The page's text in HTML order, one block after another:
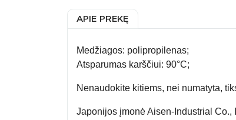
APIE PREKĘ
Medžiagos: polipropilenas;
Atsparumas karščiui: 90°C;
Nenaudokite kitiems, nei numatyta,
Japonijos įmonė Aisen-Industrial